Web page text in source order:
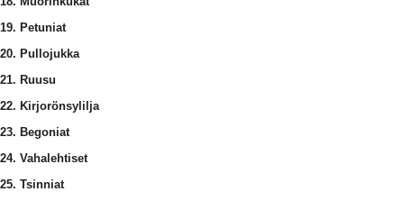
19. Petuniat
20. Pullojukka
21. Ruusu
22. Kirjorönsylilja
23. Begoniat
24. Vahalehtiset
25. Tsinniat